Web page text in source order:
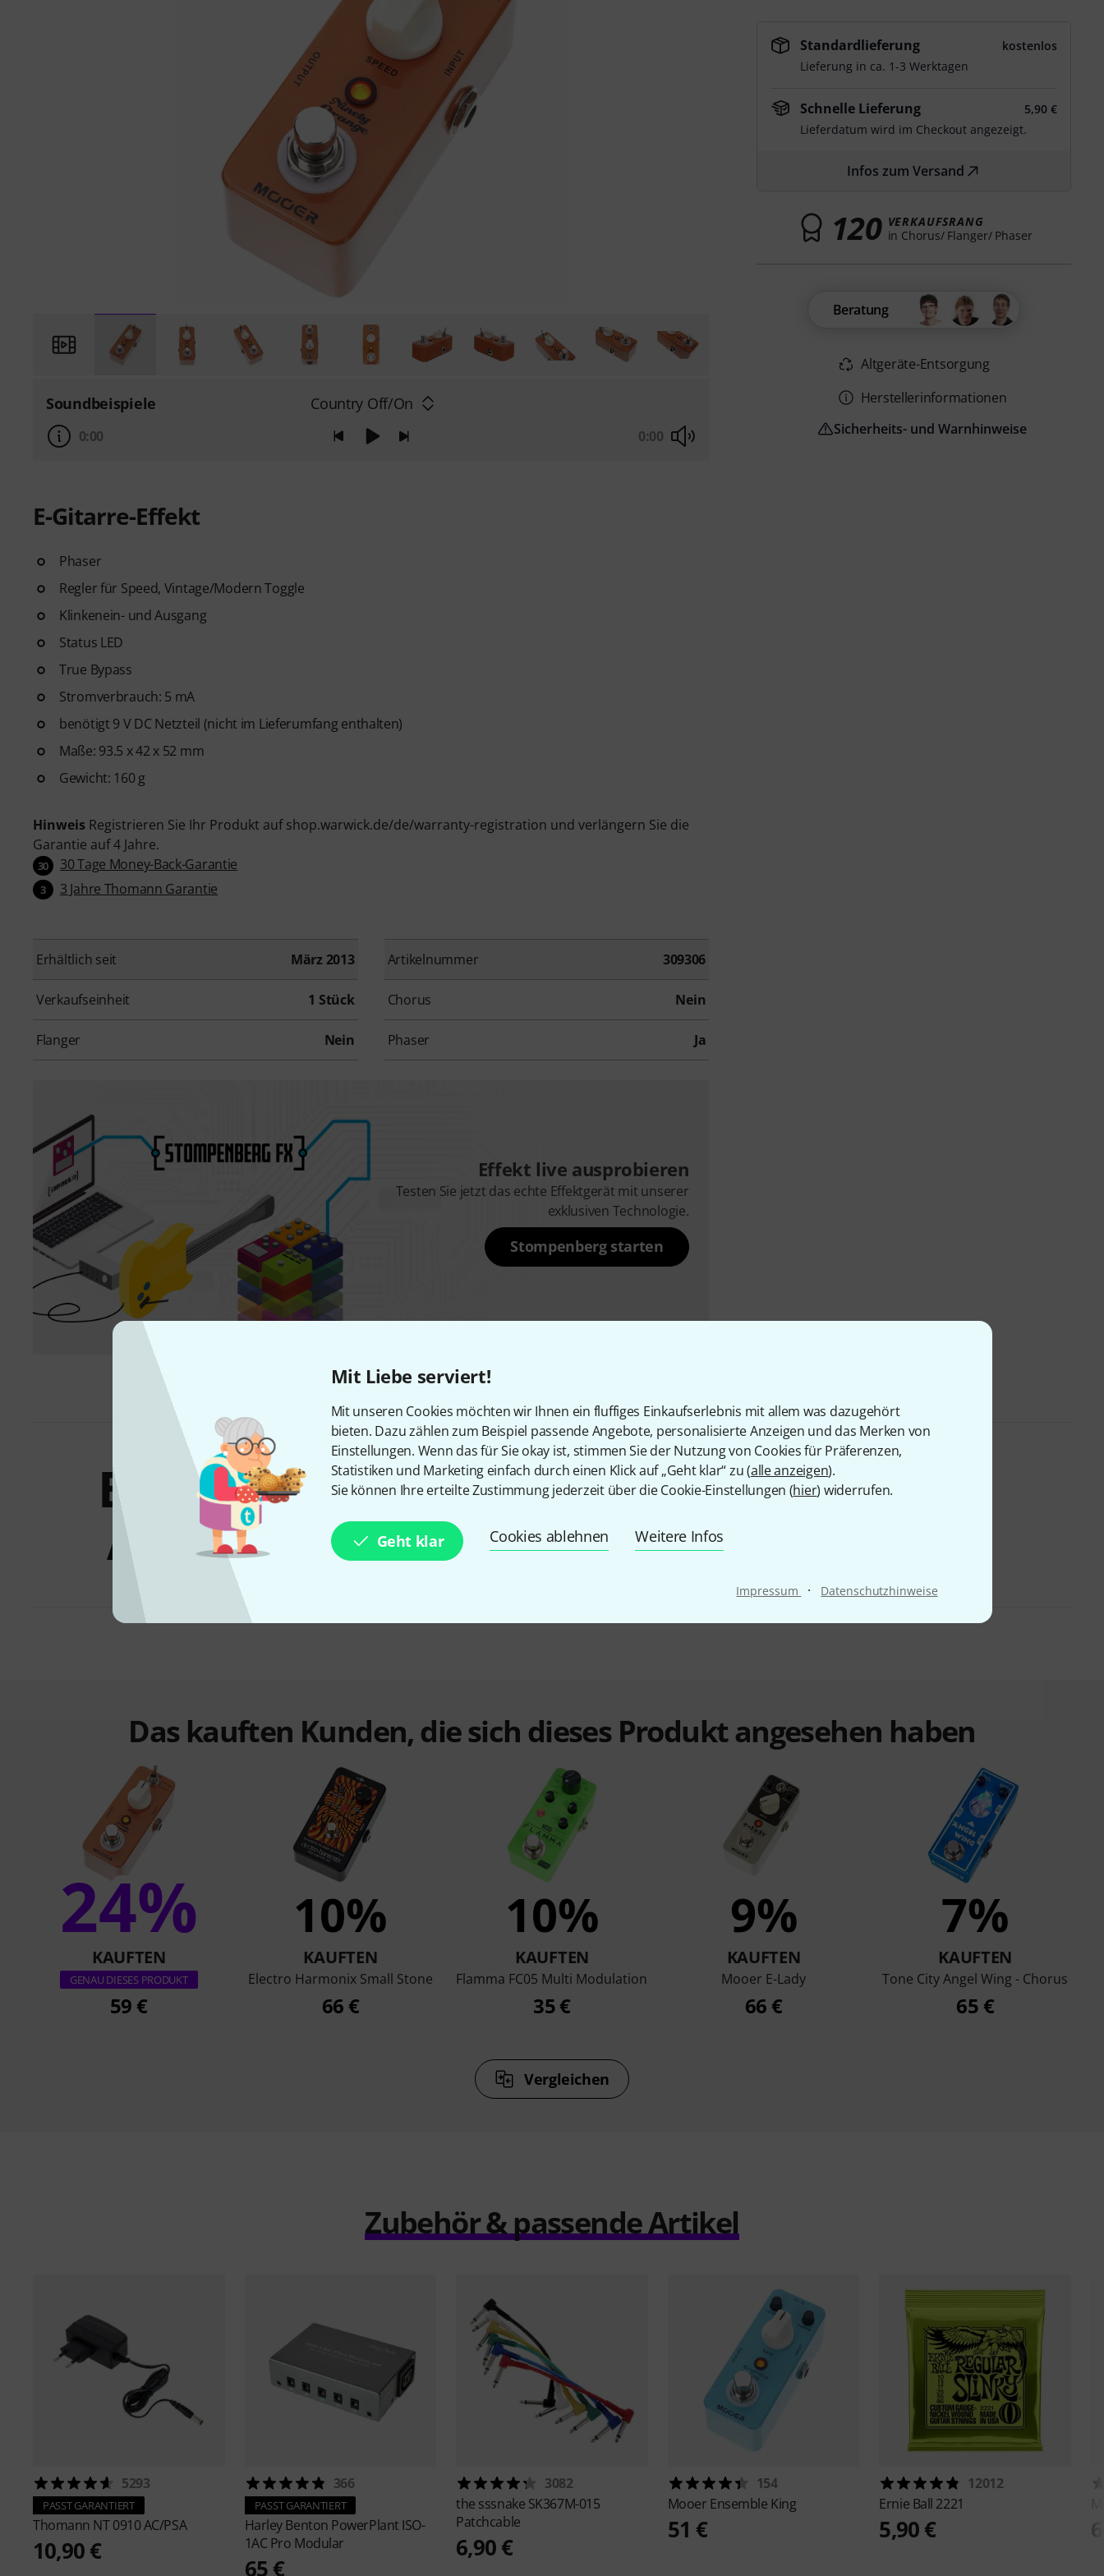
Mit Liebe serviert!
Mit unseren Cookies möchten wir Ihnen ein fluffiges Einkaufserlebnis mit allem was dazugehört
bieten. Dazu zählen zum Beispiel passende Angebote, personalisierte Anzeigen und das Merken von
Einstellungen. Wenn das für Sie okay ist, stimmen Sie der Nutzung von Cookies für Präferenzen,
Statistiken und Marketing einfach durch einen Klick auf „Geht klar“ zu (alle anzeigen).
Sie können Ihre erteilte Zustimmung jederzeit über die Cookie-Einstellungen (hier) widerrufen.
Geht klar Cookies ablehnen Weitere Infos
Impressum · Datenschutzhinweise
Soundbeispiele Country Off/On
0:00 0:00
E-Gitarre-Effekt
Phaser
Regler für Speed, Vintage/Modern Toggle
Klinkenein- und Ausgang
Status LED
True Bypass
Stromverbrauch: 5 mA
benötigt 9 V DC Netzteil (nicht im Lieferumfang enthalten)
Maße: 93.5 x 42 x 52 mm
Gewicht: 160 g
Hinweis Registrieren Sie Ihr Produkt auf shop.warwick.de/de/warranty-registration und verlängern Sie die
Garantie auf 4 Jahre.
30 30 Tage Money-Back-Garantie
3 3 Jahre Thomann Garantie
Erhältlich seit März 2013 Artikelnummer 309306
Verkaufseinheit 1 Stück Chorus Nein
Flanger Nein Phaser Ja
Effekt live ausprobieren
Testen Sie jetzt das echte Effektgerät mit unserer
exklusiven Technologie.
Stompenberg starten
Standardlieferung
kostenlos
Lieferung in ca. 1-3 Werktagen
Schnelle Lieferung
5,90 €
Lieferdatum wird im Checkout angezeigt.
Infos zum Versand
120 VERKAUFSRANG
in Chorus/ Flanger/ Phaser
Beratung
Altgeräte-Entsorgung
Herstellerinformationen
Sicherheits- und Warnhinweise
Bundles &
Angebote
Mooer Ninety Orange Bundle PS K1
75 €
Das kauften Kunden, die sich dieses Produkt angesehen haben
24%
KAUFTEN
GENAU DIESES PRODUKT
59 €
10%
KAUFTEN
Electro Harmonix Small Stone
66 €
10%
KAUFTEN
Flamma FC05 Multi Modulation
35 €
9%
KAUFTEN
Mooer E-Lady
66 €
7%
KAUFTEN
Tone City Angel Wing - Chorus
65 €
Vergleichen
Zubehör & passende Artikel
5293
PASST GARANTIERT
Thomann NT 0910 AC/PSA
10,90 €
366
PASST GARANTIERT
Harley Benton PowerPlant ISO-
1AC Pro Modular
65 €
3082
the sssnake SK367M-015
Patchcable
6,90 €
154
Mooer Ensemble King
51 €
12012
Ernie Ball 2221
5,90 €